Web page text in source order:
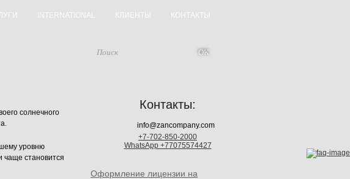
INTERNATIONAL КЛИЕНТЫ КОНТАКТЫ
солнечного
уровню
чаще становится
Контакты:
info@zancompany.com
+7-702-850-2000
WhatsApp +77075574427
Оформление лицензии на